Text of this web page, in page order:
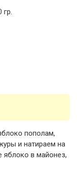
гр.
пополам,
и натираем на
яблоко в майонез,